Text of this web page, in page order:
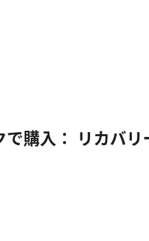
購入： リカバ